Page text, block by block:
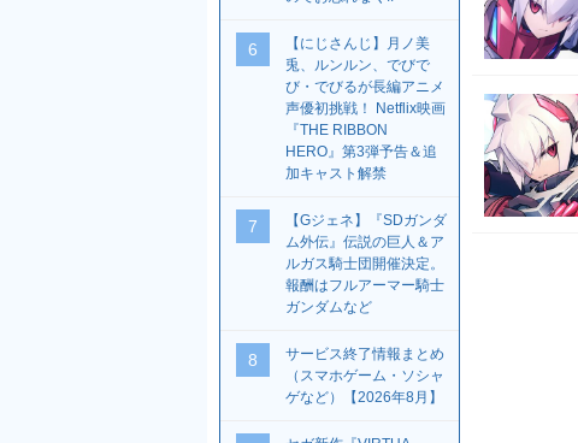
6
【にじさんじ】月ノ美
兎、ルンルン、でびで
び・でびるが長編アニメ
声優初挑戦！ Netflix映画
『THE RIBBON
HERO』第3弾予告＆追
加キャスト解禁
7
【Gジェネ】『SDガンダ
ム外伝』伝説の巨人＆ア
ルガス騎士団開催決定。
報酬はフルアーマー騎士
ガンダムなど
8
サービス終了情報まとめ
（スマホゲーム・ソシャ
ゲなど）【2026年8月】